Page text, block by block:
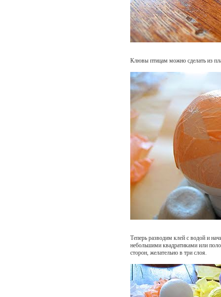
Клювы птицам можно сделать из
Теперь разводим клей с водой и
небольшими квадратиками или
сторон, желательно в три слоя.